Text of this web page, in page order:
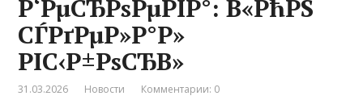
Р‘РµСЂРѕРµРІР°: В«РћРЅ
СЃРґРµР»Р°Р»
РІС‹Р±РѕСЂВ»
31.03.2026 Новости Комментарии: 0